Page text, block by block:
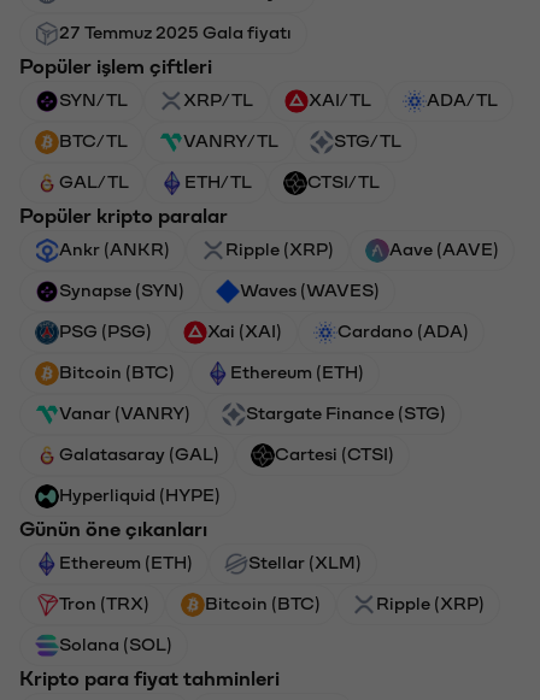
27 Temmuz 2025 Gala fiyatı
Popüler işlem çiftleri
SYN/TL XRP/TL XAI/TL ADA/TL
BTC/TL VANRY/TL STG/TL
GAL/TL ETH/TL CTSI/TL
Popüler kripto paralar
Ankr (ANKR) Ripple (XRP) Aave (AAVE)
Synapse (SYN) Waves (WAVES)
PSG (PSG) Xai (XAI) Cardano (ADA)
Bitcoin (BTC) Ethereum (ETH)
Vanar (VANRY) Stargate Finance (STG)
Galatasaray (GAL) Cartesi (CTSI)
Hyperliquid (HYPE)
Günün öne çıkanları
Ethereum (ETH) Stellar (XLM)
Tron (TRX) Bitcoin (BTC) Ripple (XRP)
Solana (SOL)
Kripto para fiyat tahminleri